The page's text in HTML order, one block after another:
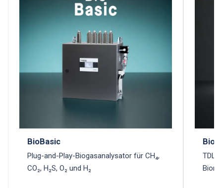
BioBasic
Plug-and-Play-Biogasanalysator für CH₄,
CO₂, H₂S, O₂ und H₂